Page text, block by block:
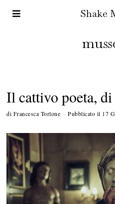
Shake
Il cattivo poeta,
di Francesca Torlone Pubblicato il 17